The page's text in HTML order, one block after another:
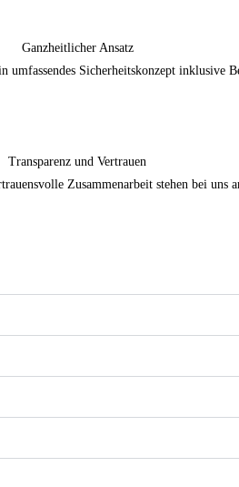
Ganzheitlicher Ansatz
umfassendes Sicherheitskonzept inklusive
Transparenz und Vertrauen
Zusammenarbeit stehen bei uns